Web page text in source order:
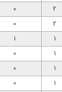
2
0
2
0
1
1
1
0
1
0
1
0